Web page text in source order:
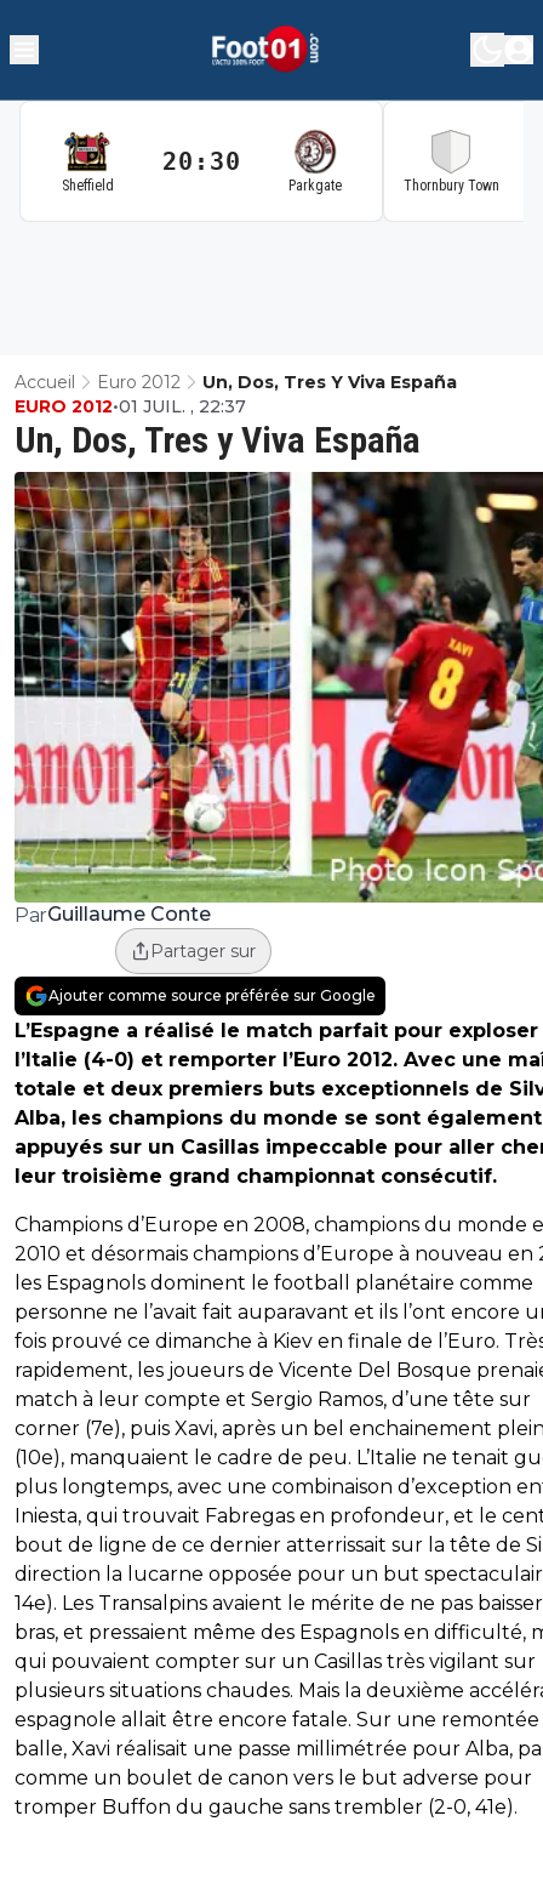
Sheffield
20:30
Parkgate Thornbury Town
Accueil Euro 2012 Un, Dos, Tres Y Viva España
Un, Dos, Tres y Viva España
EURO 2012•01 JUIL. , 22:37
ParGuillaume Conte
Partager sur
Ajouter comme source préférée sur Google
L’Espagne a réalisé le match parfait pour exploser
l’Italie (4-0) et remporter l’Euro 2012. Avec une
totale et deux premiers buts exceptionnels de
Alba, les champions du monde se sont également
appuyés sur un Casillas impeccable pour aller
leur troisième grand championnat consécutif.
Champions d’Europe en 2008, champions du monde
2010 et désormais champions d’Europe à nouveau en
les Espagnols dominent le football planétaire comme
personne ne l’avait fait auparavant et ils l’ont encore
fois prouvé ce dimanche à Kiev en finale de l’Euro.
rapidement, les joueurs de Vicente Del Bosque
match à leur compte et Sergio Ramos, d’une tête sur
corner (7e), puis Xavi, après un bel enchainement
(10e), manquaient le cadre de peu. L’Italie ne tenait
plus longtemps, avec une combinaison d’exception
Iniesta, qui trouvait Fabregas en profondeur, et le
bout de ligne de ce dernier atterrissait sur la tête de
direction la lucarne opposée pour un but
14e). Les Transalpins avaient le mérite de ne pas
bras, et pressaient même des Espagnols en difficulté,
qui pouvaient compter sur un Casillas très vigilant sur
plusieurs situations chaudes. Mais la deuxième
espagnole allait être encore fatale. Sur une remontée
balle, Xavi réalisait une passe millimétrée pour Alba,
comme un boulet de canon vers le but adverse pour
tromper Buffon du gauche sans trembler (2-0, 41e).